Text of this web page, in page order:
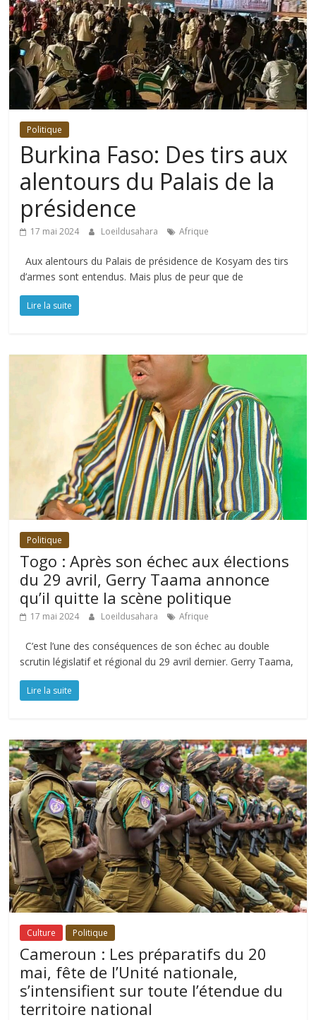
Politique
Burkina Faso: Des tirs aux
alentours du Palais de la
présidence
17 mai 2024 Loeildusahara Afrique
Aux alentours du Palais de présidence de Kosyam des tirs
d’armes sont entendus. Mais plus de peur que de
Lire la suite
Politique
Togo : Après son échec aux élections
du 29 avril, Gerry Taama annonce
qu’il quitte la scène politique
17 mai 2024 Loeildusahara Afrique
C’est l’une des conséquences de son échec au double
scrutin législatif et régional du 29 avril dernier. Gerry Taama,
Lire la suite
Culture Politique
Cameroun : Les préparatifs du 20
mai, fête de l’Unité nationale,
s’intensifient sur toute l’étendue du
territoire national